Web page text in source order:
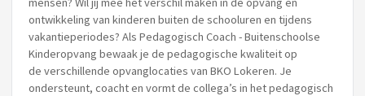
ontwikkeling van kinderen buiten de schooluren en tijdens
vakantieperiodes? Als Pedagogisch Coach - Buitenschoolse
Kinderopvang bewaak je de pedagogische kwaliteit op
de verschillende opvanglocaties van BKO Lokeren. Je
ondersteunt, coacht en vormt de collega’s in het pedagogisch